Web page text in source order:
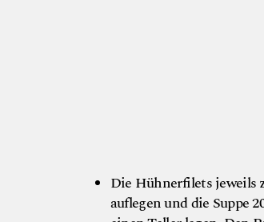
Die Hühnerfilets jeweils
auflegen und die Suppe